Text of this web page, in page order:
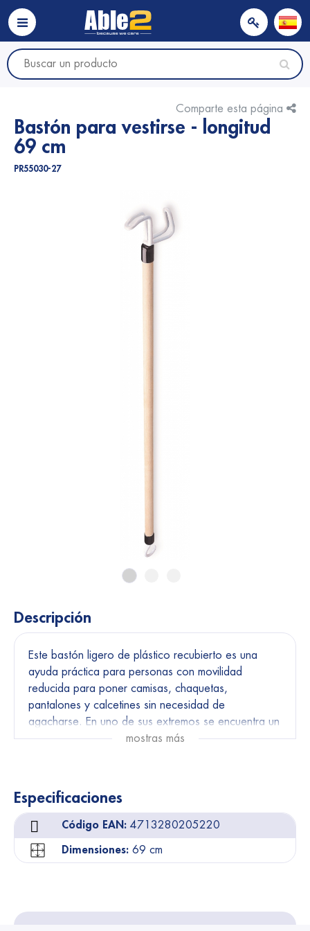
Comparte esta página
Bastón para vestirse - longitud
69 cm
PR55030-27
Descripción
Este bastón ligero de plástico recubierto es una
ayuda práctica para personas con movilidad
reducida para poner camisas, chaquetas,
pantalones y calcetines sin necesidad de
agacharse. En uno de sus extremos se encuentra un
gancho circular y al extremo contrario un gancho de
Disponible en 2 longitudes.
mostras más
Especificaciones
Código EAN: 4713280205220
Dimensiones: 69 cm